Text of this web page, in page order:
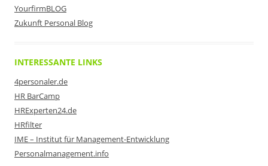
YourfirmBLOG
Zukunft Personal Blog
INTERESSANTE LINKS
4personaler.de
HR BarCamp
HRExperten24.de
HRfilter
IME – Institut für Management-Entwicklung
Personalmanagement.info